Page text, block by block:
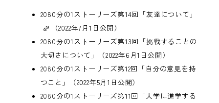
2080分の1ストーリーズ第14回「友達について」
（2022年7月1日公開）
2080分の1ストーリーズ第13回「挑戦することの
大切さについて」
（2022年6月1日公開）
2080分の1ストーリーズ第12回「自分の意見を持
つこと」
（2022年5月1日公開）
2080分の1ストーリーズ第11回「大学に進学する